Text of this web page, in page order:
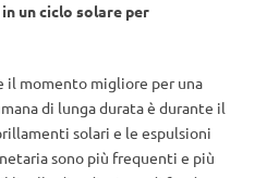
un ciclo solare per
il momento migliore per una
di lunga durata è durante il
solari e le espulsioni
sono più frequenti e più